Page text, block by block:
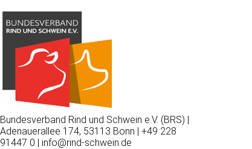
Bundesverband Rind und Schwein e.V. (BRS) |
Adenauerallee 174, 53113 Bonn | +49 228
91447 0 | info@rind-schwein.de